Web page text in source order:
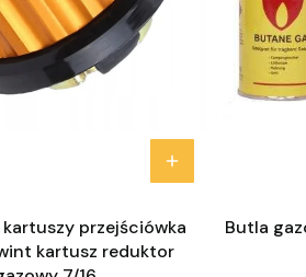
przejściówka
kartusz reduktor
Butla